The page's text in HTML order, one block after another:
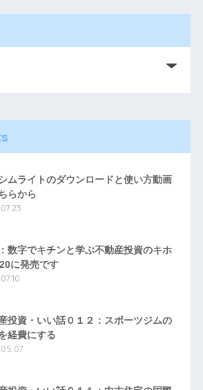
ムライトのダウンロードと使い方動画
らから
数字でキチンと学ぶ不動産投資のキホ
に発売です
投資・いい話０１２：スポーツジムの
経費にする